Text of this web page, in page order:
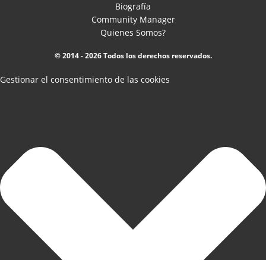
Biografía
Community Manager
Quienes Somos?
© 2014 - 2026 Todos los derechos reservados.
Gestionar el consentimiento de las cookies